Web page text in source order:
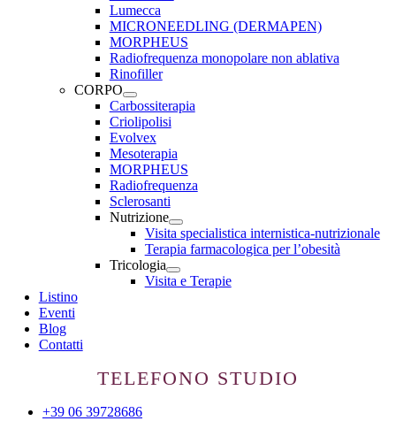
Lumecca
MICRONEEDLING (DERMAPEN)
MORPHEUS
Radiofrequenza monopolare non ablativa
Rinofiller
CORPO
Carbossiterapia
Criolipolisi
Evolvex
Mesoterapia
MORPHEUS
Radiofrequenza
Sclerosanti
Nutrizione
Visita specialistica internistica-nutrizionale
Terapia farmacologica per l’obesità
Tricologia
Visita e Terapie
Listino
Eventi
Blog
Contatti
TELEFONO STUDIO
+39 06 39728686